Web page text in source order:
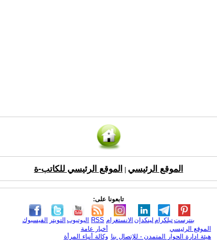
الموقع الرئيسي الموقع الرئيسي للكاتب-ة
تابعونا على:
الفيسبوك التويتر اليوتيوب RSS الانستغرام لينكدإن تيلكرامبنترست
الموقع الرئيسي
هيئة ادارة الحوار المتمدن - للإتصال بنا
أخبار عامة
وكالة أنباء المرأة